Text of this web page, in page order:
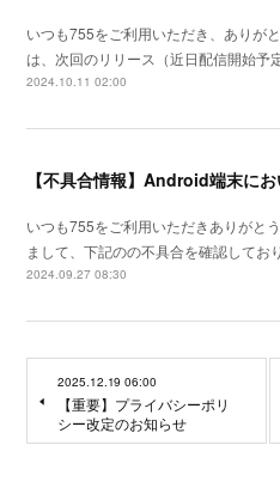
いつも755をご利用いただき、ありが
は、次回のリリース（近日配信開始
2024.10.11 02:00
いつも755をご利用いただきありがと
まして、下記のの不具合を確認して
2024.09.27 08:30
2025.12.19 06:00
【重要】プライバシーポリ
シー改定のお知らせ